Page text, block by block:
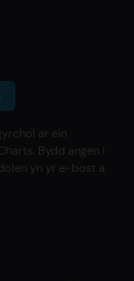
ar ein
Bydd angen i
yn yr e-bost a